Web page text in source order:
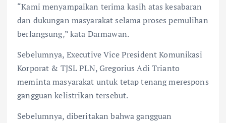
“Kami menyampaikan terima kasih atas kesabaran
dan dukungan masyarakat selama proses pemulihan
berlangsung,” kata Darmawan.
Sebelumnya, Executive Vice President Komunikasi
Korporat & TJSL PLN, Gregorius Adi Trianto
meminta masyarakat untuk tetap tenang merespons
gangguan kelistrikan tersebut.
Sebelumnya, diberitakan bahwa gangguan